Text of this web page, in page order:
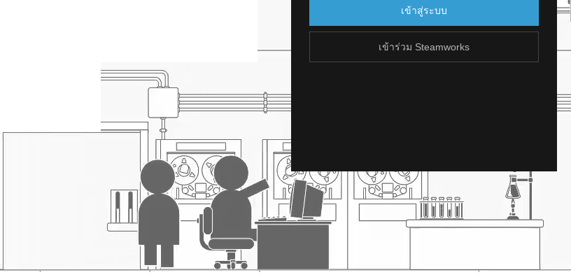
เข้าสู่ระบบ
เข้าร่วม Steamworks
Steam ที่คุณมีอยู่แล้ว แต่ถ้าคุณไม่มีบัญชี
Steam น่ะหรือ? คุณสามารถสร้างได้ไม่ยาก